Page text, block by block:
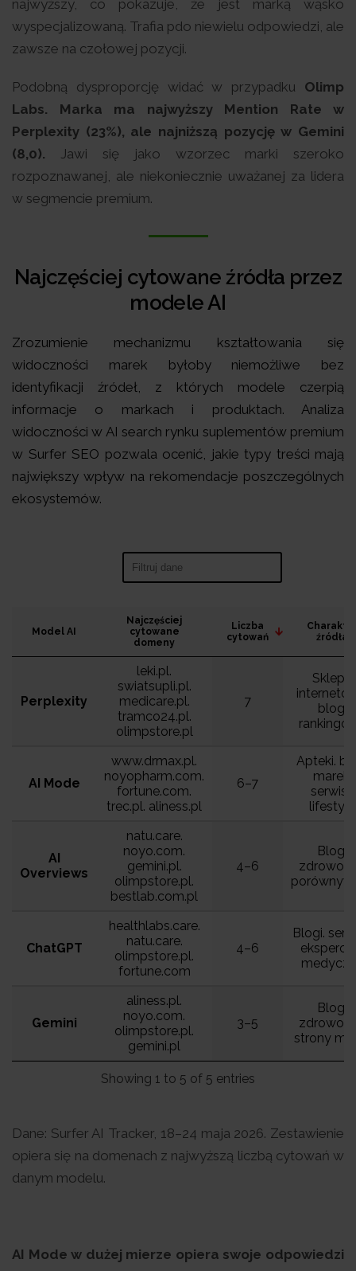
najwyższy, co pokazuje, że jest marką wąsko
wyspecjalizowaną. Trafia pdo niewielu odpowiedzi, ale
zawsze na czołowej pozycji.
Podobną dysproporcję widać w przypadku Olimp
Labs. Marka ma najwyższy Mention Rate w
Perplexity (23%), ale najniższą pozycję w Gemini
(8,0). Jawi się jako wzorzec marki szeroko
rozpoznawanej, ale niekoniecznie uważanej za lidera
w segmencie premium.
Najczęściej cytowane źródła przez
modele AI
Zrozumienie mechanizmu kształtowania się
widoczności marek byłoby niemożliwe bez
identyfikacji źródeł, z których modele czerpią
informacje o markach i produktach. Analiza
widoczności w AI search rynku suplementów premium
w Surfer SEO pozwala ocenić, jakie typy treści mają
największy wpływ na rekomendacje poszczególnych
ekosystemów.
Model AI
Najczęściej
cytowane
domeny
Liczba
cytowań
źródła
Perplexity
leki.pl.
swiatsupli.pl.
medicare.pl.
tramco24.pl.
olimpstore.pl
7
Sklepy
blogi
AI Mode
www.drmax.pl.
noyopharm.com.
fortune.com.
trec.pl. aliness.pl
6–7
Apteki.
marek.
serwisy
lifestyle
AI
Overviews
natu.care.
noyo.com.
gemini.pl.
olimpstore.pl.
bestlab.com.pl
4–6
Blogi
ChatGPT
healthlabs.care.
natu.care.
olimpstore.pl.
fortune.com
4–6
Blogi.
Gemini
aliness.pl.
noyo.com.
olimpstore.pl.
gemini.pl
3–5
Blogi
strony
Showing 1 to 5 of 5 entries
Dane: Surfer AI Tracker, 18–24 maja 2026. Zestawienie
opiera się na domenach z najwyższą liczbą cytowań w
danym modelu.
AI Mode w dużej mierze opiera swoje odpowiedzi